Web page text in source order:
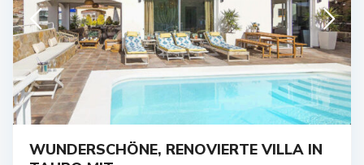
WUNDERSCHÖNE, RENOVIERTE VILLA IN